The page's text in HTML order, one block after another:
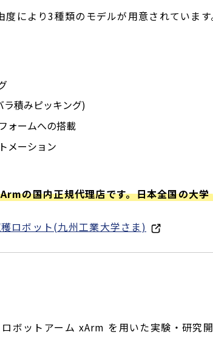
により3種類のモデルが用意されています
ラ積みピッキング)
ォームへの搭載
メーション
の国内正規代理店です。日本全国の大
ロボット(九州工業大学さま)
ボットアーム xArm を用いた実験・研究